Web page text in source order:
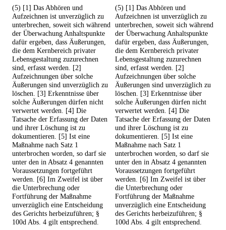
(5) [1] Das Abhören und
Aufzeichnen ist unverzüglich zu
unterbrechen, soweit sich während
der Überwachung Anhaltspunkte
dafür ergeben, dass Äußerungen,
die dem Kernbereich privater
Lebensgestaltung zuzurechnen
sind, erfasst werden. [2]
Aufzeichnungen über solche
Äußerungen sind unverzüglich zu
löschen. [3] Erkenntnisse über
solche Äußerungen dürfen nicht
verwertet werden. [4] Die
Tatsache der Erfassung der Daten
und ihrer Löschung ist zu
dokumentieren. [5] Ist eine
Maßnahme nach Satz 1
unterbrochen worden, so darf sie
unter den in Absatz 4 genannten
Voraussetzungen fortgeführt
werden. [6] Im Zweifel ist über
die Unterbrechung oder
Fortführung der Maßnahme
unverzüglich eine Entscheidung
des Gerichts herbeizuführen; §
100d Abs. 4 gilt entsprechend.
(5) [1] Das Abhören und
Aufzeichnen ist unverzüglich zu
unterbrechen, soweit sich während
der Überwachung Anhaltspunkte
dafür ergeben, dass Äußerungen,
die dem Kernbereich privater
Lebensgestaltung zuzurechnen
sind, erfasst werden. [2]
Aufzeichnungen über solche
Äußerungen sind unverzüglich zu
löschen. [3] Erkenntnisse über
solche Äußerungen dürfen nicht
verwertet werden. [4] Die
Tatsache der Erfassung der Daten
und ihrer Löschung ist zu
dokumentieren. [5] Ist eine
Maßnahme nach Satz 1
unterbrochen worden, so darf sie
unter den in Absatz 4 genannten
Voraussetzungen fortgeführt
werden. [6] Im Zweifel ist über
die Unterbrechung oder
Fortführung der Maßnahme
unverzüglich eine Entscheidung
des Gerichts herbeizuführen; §
100d Abs. 4 gilt entsprechend.